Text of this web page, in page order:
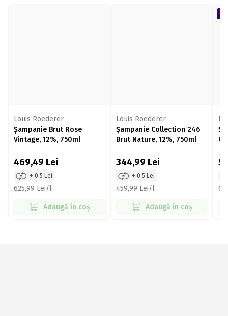
Louis Roederer
Șampanie Brut Rose
Vintage, 12%, 750ml
469,49 Lei
+ 0.5 Lei
625,99 Lei/l
Adaugă în coș
Louis Roederer
Șampanie Collection 246
Brut Nature, 12%, 750ml
344,99 Lei
+ 0.5 Lei
459,99 Lei/l
Adaugă în coș